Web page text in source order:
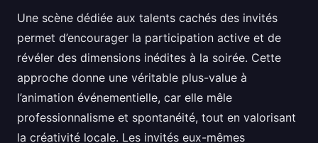
Une scène dédiée aux talents cachés des invités
permet d’encourager la participation active et de
révéler des dimensions inédites à la soirée. Cette
approche donne une véritable plus-value à
l’animation événementielle, car elle mêle
professionnalisme et spontanéité, tout en valorisant
la créativité locale. Les invités eux-mêmes